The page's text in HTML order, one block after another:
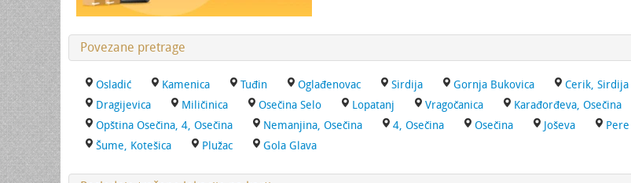
Povezane pretrage
Osladić Kamenica Tuđin Oglađenovac Sirdija Gornja Bukovica Cerik, Sirdija
Dragijevica
Miličinica Osečina Selo Lopatanj Vragočanica Karađorđeva, Osečina
Opština Osečina, 4, Osečina
Nemanjina, Osečina 4, Osečina Osečina Joševa
Šume, Kotešica
Plužac Gola Glava